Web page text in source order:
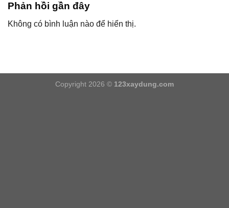
Phản hồi gần đây
Không có bình luận nào để hiển thị.
Copyright 2026 © 123xaydung.com